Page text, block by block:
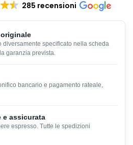
285 recensioni
diversamente specificato nella scheda
garanzia prevista.
bancario e pagamento rateale,
e assicurata
espresso. Tutte le spedizioni